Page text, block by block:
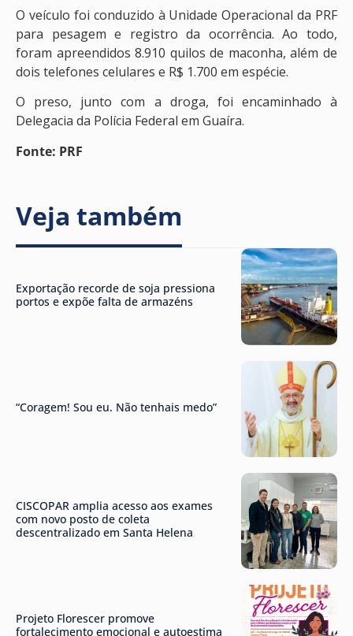
O veículo foi conduzido à Unidade Operacional da PRF
para pesagem e registro da ocorrência. Ao todo,
foram apreendidos 8.910 quilos de maconha, além de
dois telefones celulares e R$ 1.700 em espécie.
O preso, junto com a droga, foi encaminhado à
Delegacia da Polícia Federal em Guaíra.
Fonte: PRF
Veja também
Exportação recorde de soja pressiona
portos e expõe falta de armazéns
“Coragem! Sou eu. Não tenhais medo”
CISCOPAR amplia acesso aos exames
com novo posto de coleta
descentralizado em Santa Helena
Projeto Florescer promove
fortalecimento emocional e autoestima